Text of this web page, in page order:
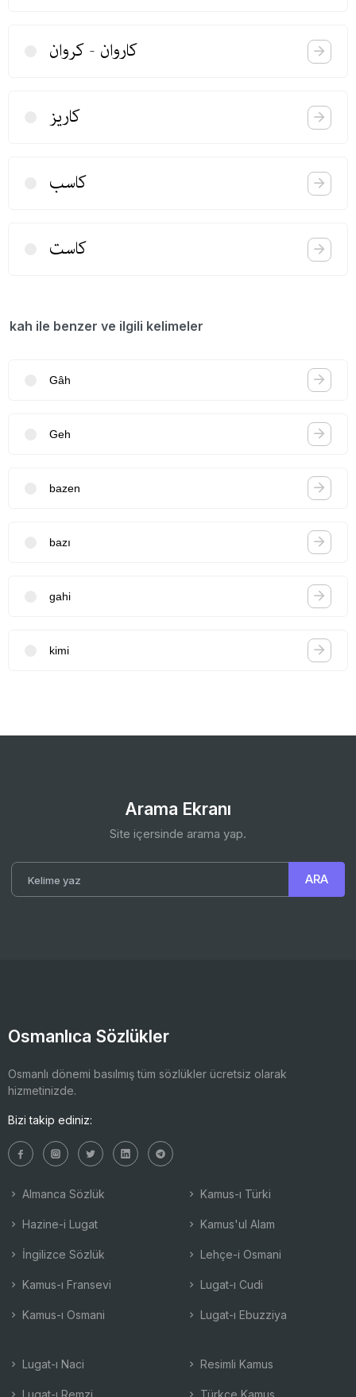
كاروان - كروان
كاریز
كاسب
كاست
kah ile benzer ve ilgili kelimeler
Gâh
Geh
bazen
bazı
gahi
kimi
Arama Ekranı
Site içersinde arama yap.
Osmanlıca Sözlükler
Osmanlı dönemi basılmış tüm sözlükler ücretsiz olarak
hizmetinizde.
Bizi takip ediniz:
Almanca Sözlük
Hazine-i Lugat
İngilizce Sözlük
Kamus-ı Fransevi
Kamus-ı Osmani
Kamus-ı Türki
Kamus'ul Alam
Lehçe-i Osmani
Lugat-ı Cudi
Lugat-ı Ebuzziya
Lugat-ı Naci Resimli Kamus